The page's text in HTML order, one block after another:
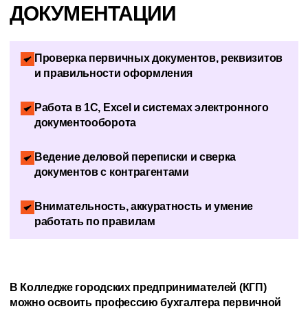
ДОКУМЕНТАЦИИ
Проверка первичных документов, реквизитов
и правильности оформления
Работа в 1С, Excel и системах электронного
документооборота
Ведение деловой переписки и сверка
документов с контрагентами
Внимательность, аккуратность и умение
работать по правилам
В Колледже городских предпринимателей (КГП)
можно освоить профессию бухгалтера первичной